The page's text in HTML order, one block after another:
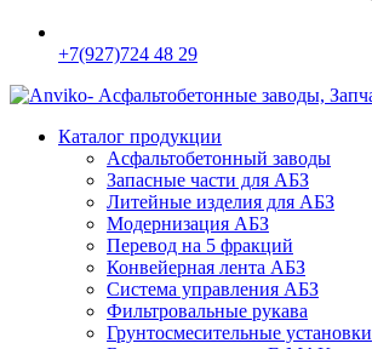
+7(927)724 48 29
Каталог продукции
Асфальтобетонный заводы
Запасные части для АБЗ
Литейные изделия для АБЗ
Модернизация АБЗ
Перевод на 5 фракций
Конвейерная лента АБЗ
Система управления АБЗ
Фильтровальные рукава
Грунтосмесительные установки